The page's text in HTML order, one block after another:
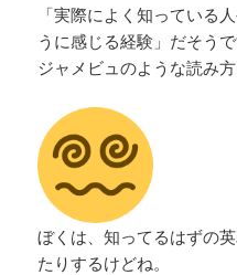
「実際によく知っている
うに感じる経験」だそうで
ジャメビュのような読み方
ぼくは、知ってるはずの
たりするけどね。